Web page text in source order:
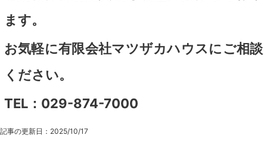
ます。
お気軽に有限会社マツザカハウスにご相談
ください。
TEL：029-874-7000
記事の更新日： 2025/10/17